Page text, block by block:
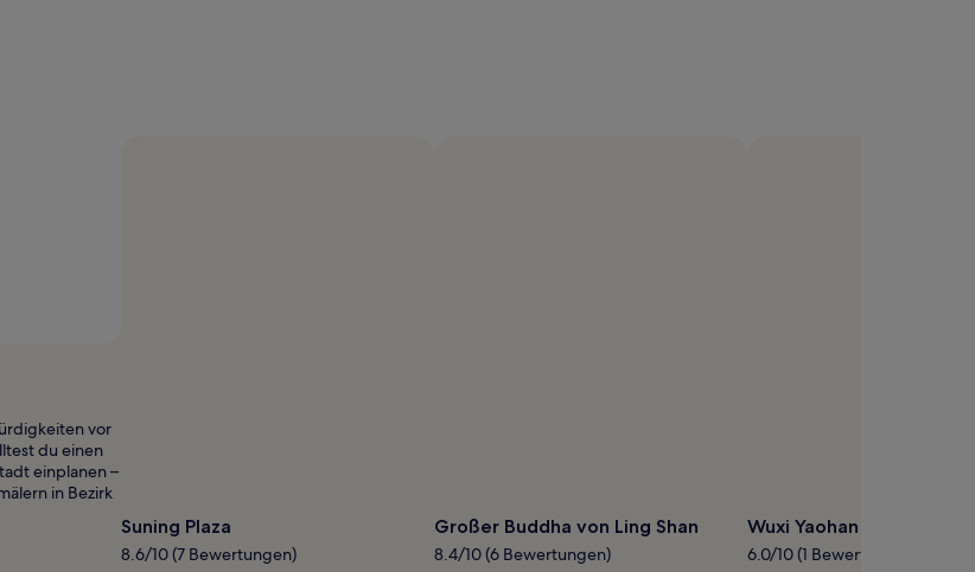
vor
du einen
einplanen –
in Bezirk
Suning Plaza
8.6/10 (7 Bewertungen)
Großer Buddha von Ling Shan
8.4/10 (6 Bewertungen)
Wuxi Yaohan
6.0/10 (1 Bewertung)